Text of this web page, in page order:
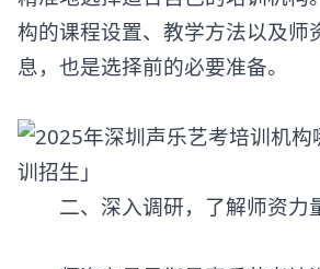
精准地选择适合自己的培训机构
构的课程设置、教学方法以及师
息，也是选择前的必要准备。
二、深入调研，了解师资力